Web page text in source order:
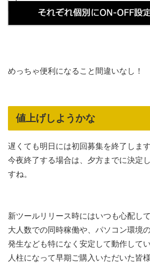
めっちゃ便利になること間違いなし！
値上げしようかな
遅くても明日には初回募集を終了します
今夜終了する場合は、夕方までに決定
すね。
新ツールリリース時にはいつも心配し
大人数での同時稼働や、パソコン環境
発生なども特になく安定して動作してい
人柱になって早期ご購入いただいた皆